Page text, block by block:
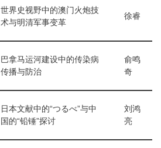
世界史视野中的澳门火炮技
术与明清军事变革
徐睿
巴拿马运河建设中的传染病
传播与防治
俞鸣
奇
日本文献中的“つるべ”与中
国的“铅锤”探讨
刘鸿
亮